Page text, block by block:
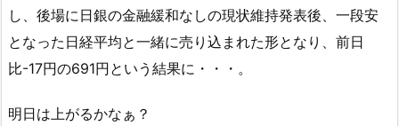
し、後場に日銀の金融緩和なしの現状維持発表後、一段安
となった日経平均と一緒に売り込まれた形となり、前日
比-17円の691円という結果に・・・。
明日は上がるかなぁ？